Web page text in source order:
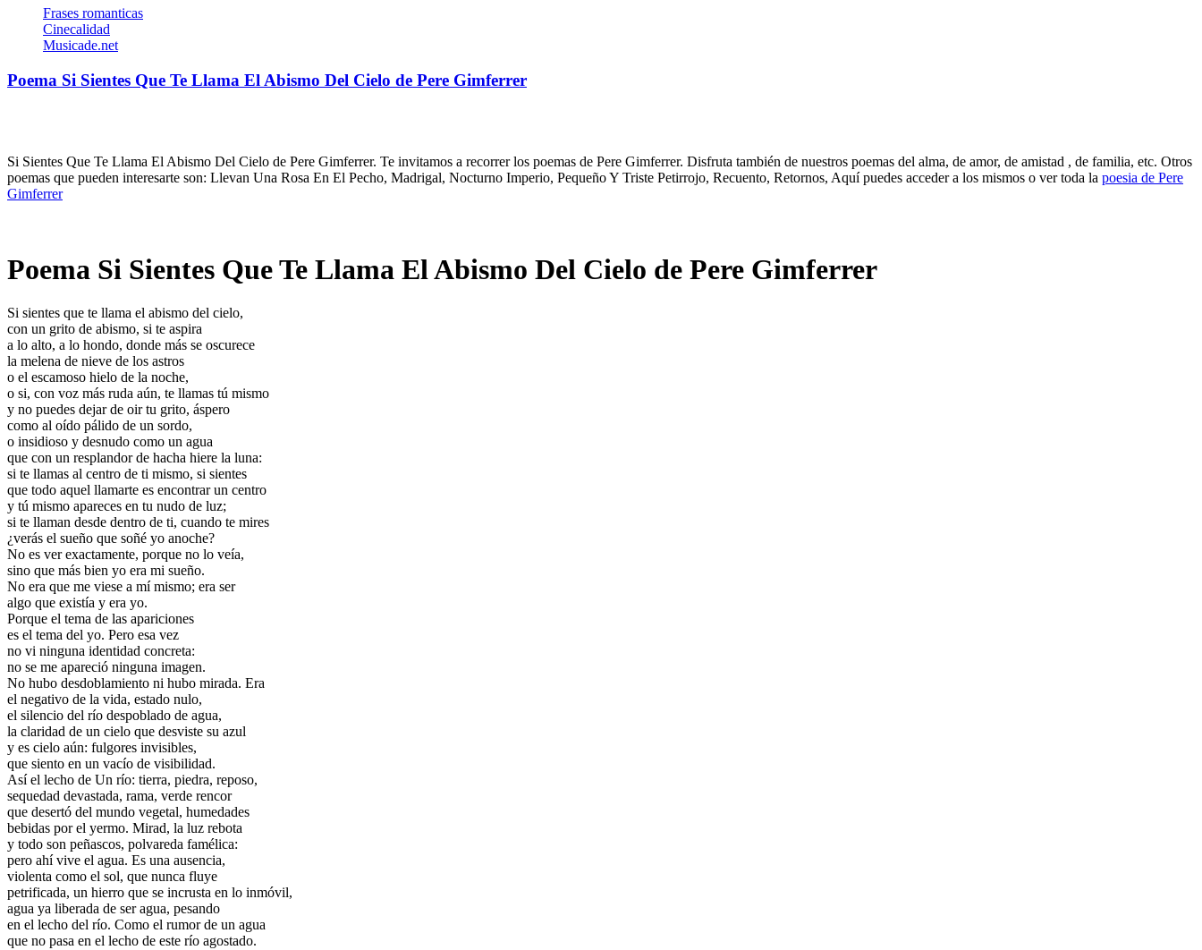
Frases romanticas
Cinecalidad
Musicade.net
Poema Si Sientes Que Te Llama El Abismo Del Cielo de Pere Gimferrer
Si Sientes Que Te Llama El Abismo Del Cielo de Pere Gimferrer. Te invitamos a recorrer los poemas de Pere Gimferrer. Disfruta también de nuestros poemas del alma, de amor, de amistad , de familia, etc. Otros
poemas que pueden interesarte son: Llevan Una Rosa En El Pecho, Madrigal, Nocturno Imperio, Pequeño Y Triste Petirrojo, Recuento, Retornos, Aquí puedes acceder a los mismos o ver toda la poesia de Pere
Gimferrer
Poema Si Sientes Que Te Llama El Abismo Del Cielo de Pere Gimferrer
Si sientes que te llama el abismo del cielo,
con un grito de abismo, si te aspira
a lo alto, a lo hondo, donde más se oscurece
la melena de nieve de los astros
o el escamoso hielo de la noche,
o si, con voz más ruda aún, te llamas tú mismo
y no puedes dejar de oir tu grito, áspero
como al oído pálido de un sordo,
o insidioso y desnudo como un agua
que con un resplandor de hacha hiere la luna:
si te llamas al centro de ti mismo, si sientes
que todo aquel llamarte es encontrar un centro
y tú mismo apareces en tu nudo de luz;
si te llaman desde dentro de ti, cuando te mires
¿verás el sueño que soñé yo anoche?
No es ver exactamente, porque no lo veía,
sino que más bien yo era mi sueño.
No era que me viese a mí mismo; era ser
algo que existía y era yo.
Porque el tema de las apariciones
es el tema del yo. Pero esa vez
no vi ninguna identidad concreta:
no se me apareció ninguna imagen.
No hubo desdoblamiento ni hubo mirada. Era
el negativo de la vida, estado nulo,
el silencio del río despoblado de agua,
la claridad de un cielo que desviste su azul
y es cielo aún: fulgores invisibles,
que siento en un vacío de visibilidad.
Así el lecho de Un río: tierra, piedra, reposo,
sequedad devastada, rama, verde rencor
que desertó del mundo vegetal, humedades
bebidas por el yermo. Mirad, la luz rebota
y todo son peñascos, polvareda famélica:
pero ahí vive el agua. Es una ausencia,
violenta como el sol, que nunca fluye
petrificada, un hierro que se incrusta en lo inmóvil,
agua ya liberada de ser agua, pesando
en el lecho del río. Como el rumor de un agua
que no pasa en el lecho de este río agostado.